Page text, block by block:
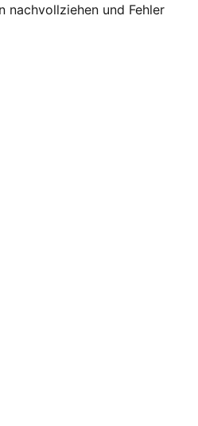
nachvollziehen und Fehler